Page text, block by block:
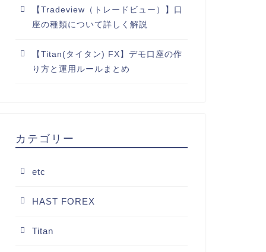
【Tradeview（トレードビュー）】口
座の種類について詳しく解説
【Titan(タイタン) FX】デモ口座の作
り方と運用ルールまとめ
カテゴリー
etc
HAST FOREX
Titan